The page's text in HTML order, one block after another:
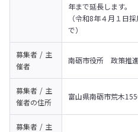
年まで延長します。
（令和8年４月１日
で）
募集者 / 主
催者
南砺市役所　政策推
募集者 / 主
催者の住所
富山県南砺市荒木
募集者 / 主